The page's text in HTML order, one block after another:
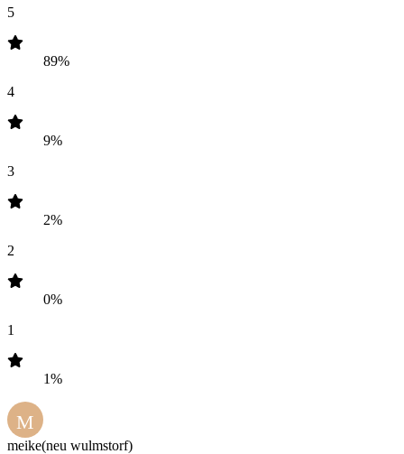
5
89%
4
9%
3
2%
2
0%
1
1%
M
meike(neu wulmstorf)